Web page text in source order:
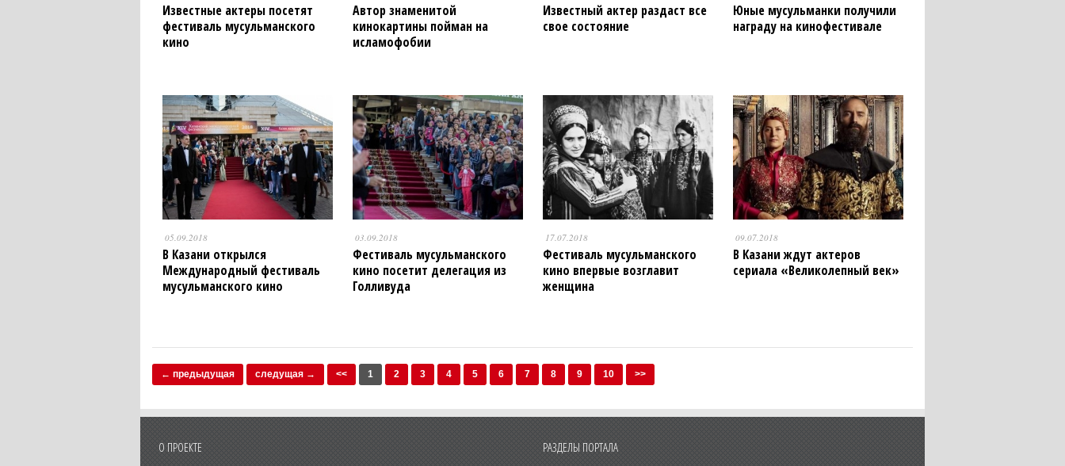
Известные актеры посетят
фестиваль мусульманского
кино
Автор знаменитой
кинокартины пойман на
исламофобии
Известный актер раздаст все
свое состояние
Юные мусульманки получили
награду на кинофестивале
05.09.2018
В Казани открылся
Международный фестиваль
мусульманского кино
03.09.2018
Фестиваль мусульманского
кино посетит делегация из
Голливуда
17.07.2018
Фестиваль мусульманского
кино впервые возглавит
женщина
09.07.2018
В Казани ждут актеров
сериала «Великолепный век»
← предыдущая следущая → << 1 2 3 4 5 6 7 8 9 10 >>
О ПРОЕКТЕ РАЗДЕЛЫ ПОРТАЛА